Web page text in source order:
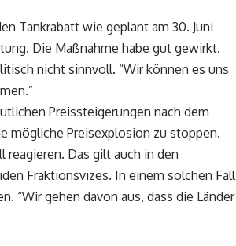
Tankrabatt wie geplant am 30. Juni
Die Maßnahme habe gut gewirkt.
nicht sinnvoll. “Wir können es uns
Preissteigerungen nach dem
mögliche Preisexplosion zu stoppen.
reagieren. Das gilt auch in den
Fraktionsvizes. In einem solchen Fall
“Wir gehen davon aus, dass die Länder